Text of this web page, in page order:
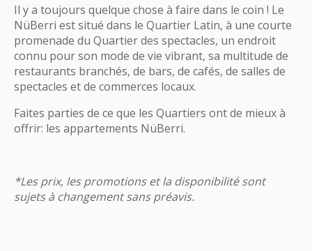
Il y a toujours quelque chose à faire dans le coin ! Le
NüBerri est situé dans le Quartier Latin, à une courte
promenade du Quartier des spectacles, un endroit
connu pour son mode de vie vibrant, sa multitude de
restaurants branchés, de bars, de cafés, de salles de
spectacles et de commerces locaux.
Faites parties de ce que les Quartiers ont de mieux à
offrir: les appartements NüBerri.
*Les prix, les promotions et la disponibilité sont
sujets à changement sans préavis.